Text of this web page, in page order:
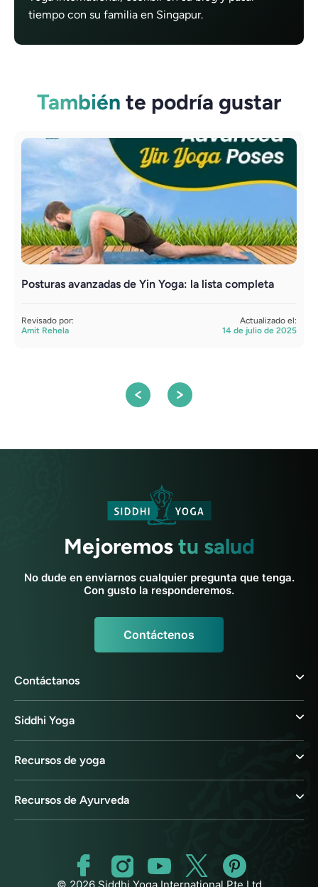
tiempo con su familia en Singapur.
También te podría gustar
Posturas avanzadas de Yin Yoga: la lista completa
Revisado por:
Amit Rehela
Actualizado el:
14 de julio de 2025
Mejoremostu salud
No dude en enviarnos cualquier pregunta que tenga.
Con gusto la responderemos.
Contáctenos
Contáctanos
Siddhi Yoga
Recursos de yoga
Recursos de Ayurveda